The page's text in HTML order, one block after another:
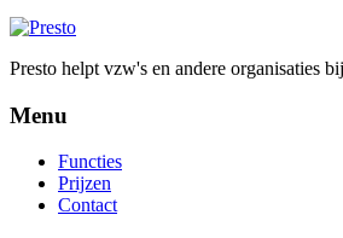
Presto helpt vzw's en andere organisaties
Menu
Functies
Prijzen
Contact